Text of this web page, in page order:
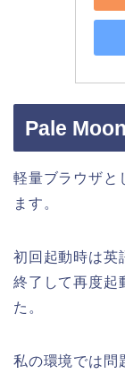
Pale
軽量ブラウザと
ます。
初回起動時は英
終了して再度起
た。
私の環境では問